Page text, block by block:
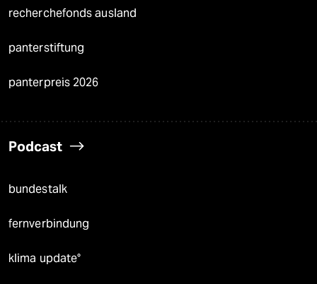
recherchefonds ausland
panterstiftung
panterpreis 2026
Podcast
bundestalk
fernverbindung
klima update°